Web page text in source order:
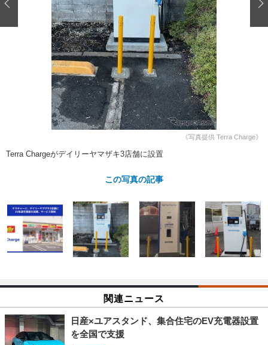
鈑金・塗装
ヘッドライト磨き コーティング
フィルム・ラッピング
小キズ直し 防錆
ストップ 不具合修理＆粗悪修理
カーメーカー「旧車」関連プロジェ
クト
コラム
ショップ紹介
ショップレポート プロショップ検索
カーメーカー「旧車」関連プロジ
ェクト
コラム
インタビュー
イベント告知 イベントレポート
《写真提供 Terra Charge》
Terra Chargeがデイリーヤマザキ3店舗に設置
この写真の記事
関連ニュース
日産×ユアスタンド、集合住宅のEV充電器設置
を全国で支援